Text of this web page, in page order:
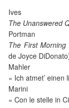
Ives
The Unanswered
Portman
The First
de Joyce
Mahler
« Ich atmet’
Marini
« Con le stelle in